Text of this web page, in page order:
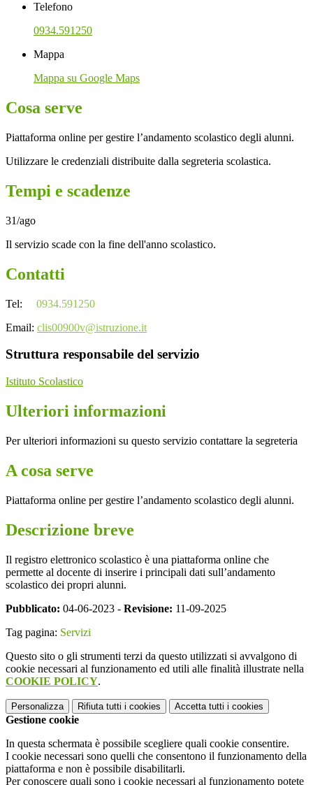
Telefono
0934.591250
Mappa
Mappa su Google Maps
Cosa serve
Piattaforma online per gestire l’andamento scolastico degli alunni.
Utilizzare le credenziali distribuite dalla segreteria scolastica.
Tempi e scadenze
31/ago
Il servizio scade con la fine dell'anno scolastico.
Contatti
Tel: 0934.591250
Email: clis00900v@istruzione.it
Struttura responsabile del servizio
Istituto Scolastico
Ulteriori informazioni
Per ulteriori informazioni su questo servizio contattare la segreteria
A cosa serve
Piattaforma online per gestire l’andamento scolastico degli alunni.
Descrizione breve
Il registro elettronico scolastico è una piattaforma online che
permette al docente di inserire i principali dati sull’andamento
scolastico dei propri alunni.
Pubblicato: 04-06-2023 - Revisione: 11-09-2025
Tag pagina: Servizi
Questo sito o gli strumenti terzi da questo utilizzati si avvalgono di
cookie necessari al funzionamento ed utili alle finalità illustrate nella
COOKIE POLICY.
Personalizza Rifiuta tutti i cookies Accetta tutti i cookies
Gestione cookie
In questa schermata è possibile scegliere quali cookie consentire.
I cookie necessari sono quelli che consentono il funzionamento della
piattaforma e non è possibile disabilitarli.
Per conoscere quali sono i cookie necessari al funzionamento potete